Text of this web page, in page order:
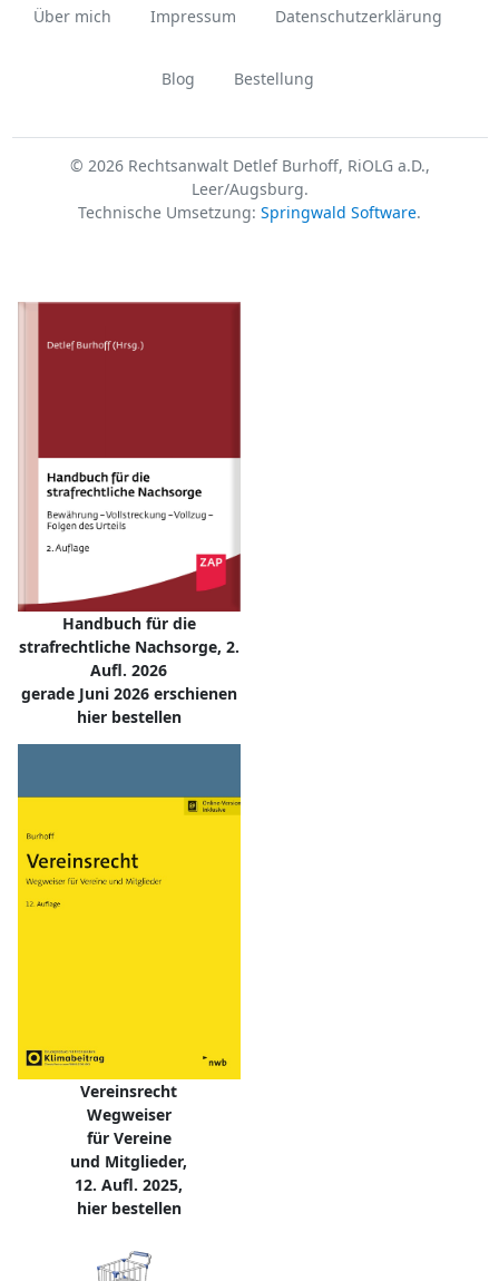
Über mich Impressum Datenschutzerklärung
Blog Bestellung
© 2026 Rechtsanwalt Detlef Burhoff, RiOLG a.D.,
Leer/Augsburg.
Technische Umsetzung: Springwald Software.
Handbuch für die
strafrechtliche Nachsorge, 2.
Aufl. 2026
gerade Juni 2026 erschienen
hier bestellen
Vereinsrecht
Wegweiser
für Vereine
und Mitglieder,
12. Aufl. 2025,
hier bestellen